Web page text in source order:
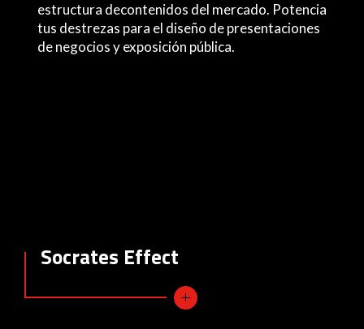
estructura decontenidos del mercado. Potencia
tus destrezas para el diseño de presentaciones
de negocios y exposición pública.
Socrates Effect